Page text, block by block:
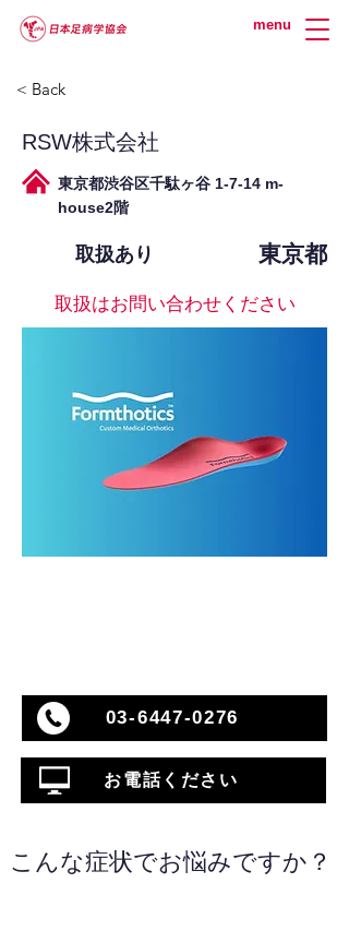
menu
< Back
RSW株式会社
東京都渋谷区千駄ヶ谷 1-7-14 m-
house2階
取扱あり 東京都
取扱はお問い合わせください
03-6447-0276
お電話ください
こんな症状でお悩みですか？